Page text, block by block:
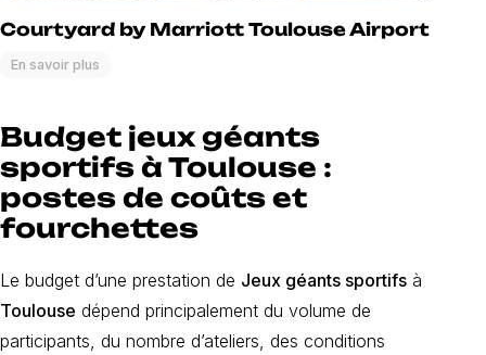
Courtyard by Marriott Toulouse Airport
En savoir plus
Budget jeux géants
sportifs à Toulouse :
postes de coûts et
fourchettes
Le budget d’une prestation de Jeux géants sportifs à
Toulouse dépend principalement du volume de
participants, du nombre d’ateliers, des conditions